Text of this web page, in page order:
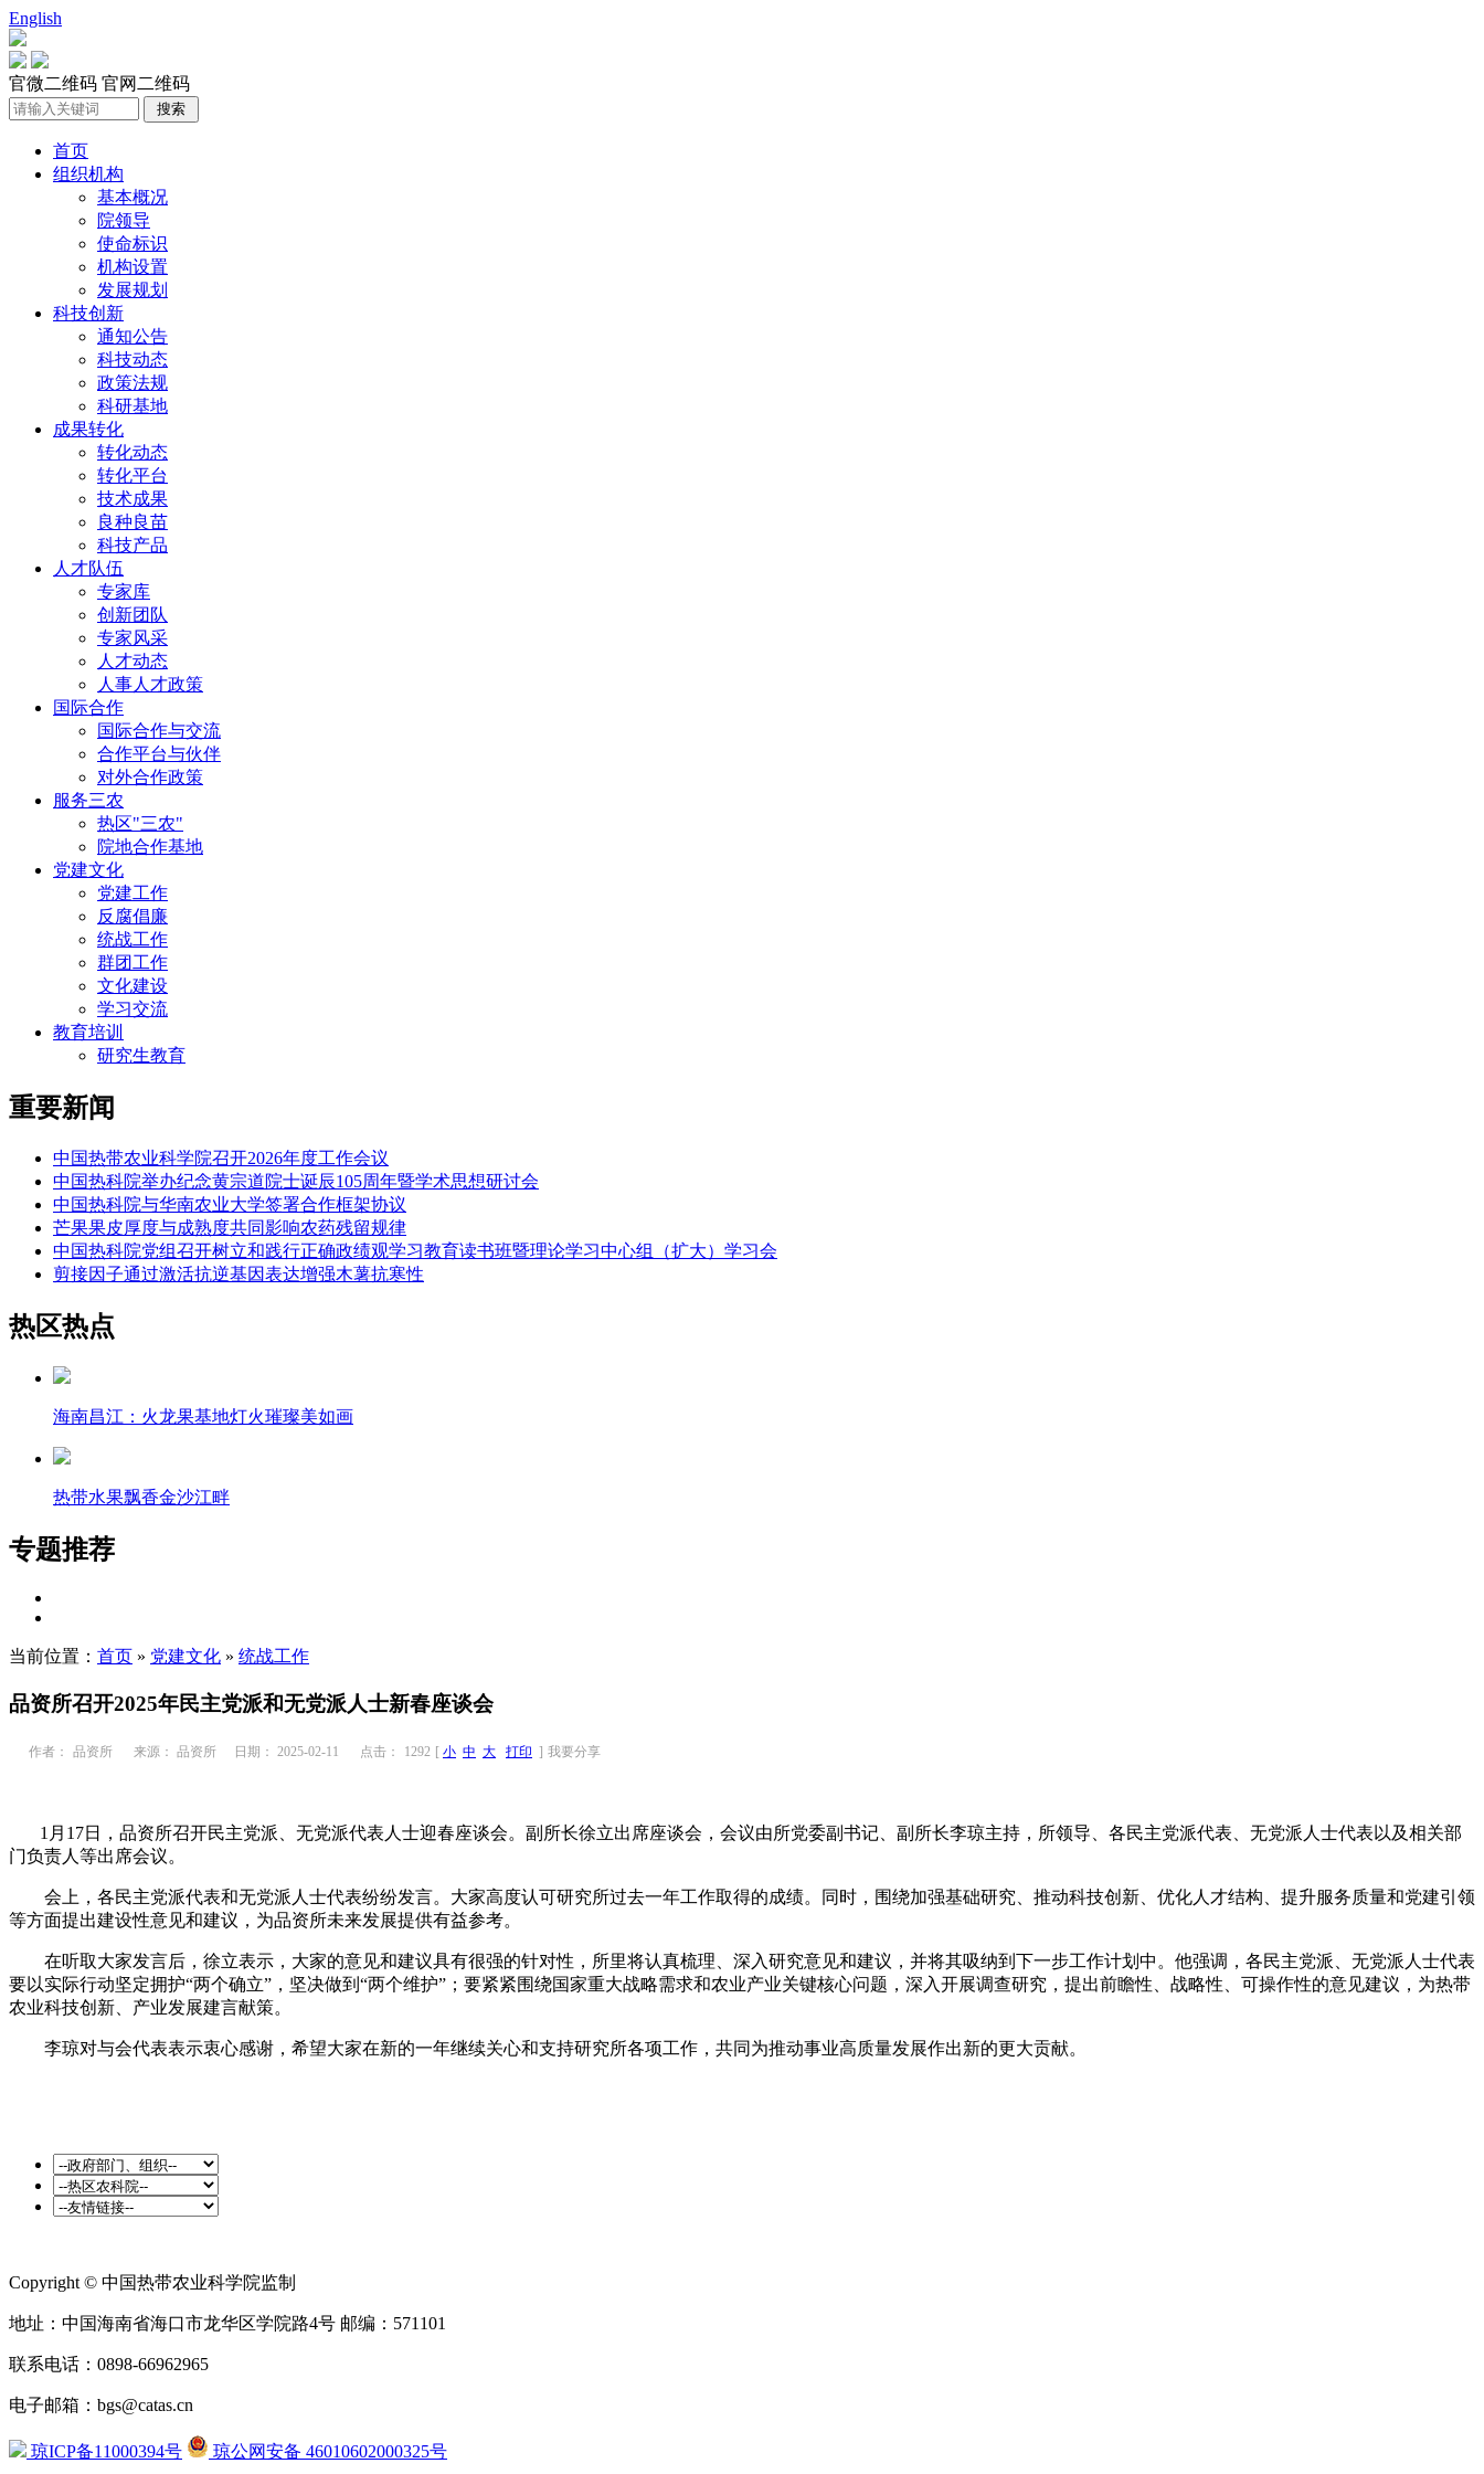
English
官微二维码 官网二维码
首页
组织机构
基本概况
院领导
使命标识
机构设置
发展规划
科技创新
通知公告
科技动态
政策法规
科研基地
成果转化
转化动态
转化平台
技术成果
良种良苗
科技产品
人才队伍
专家库
创新团队
专家风采
人才动态
人事人才政策
国际合作
国际合作与交流
合作平台与伙伴
对外合作政策
服务三农
热区"三农"
院地合作基地
党建文化
党建工作
反腐倡廉
统战工作
群团工作
文化建设
学习交流
教育培训
研究生教育
重要新闻
中国热带农业科学院召开2026年度工作会议
中国热科院举办纪念黄宗道院士诞辰105周年暨学术思想研讨会
中国热科院与华南农业大学签署合作框架协议
芒果果皮厚度与成熟度共同影响农药残留规律
中国热科院党组召开树立和践行正确政绩观学习教育读书班暨理论学习中心组（扩大）学习会
剪接因子通过激活抗逆基因表达增强木薯抗寒性
热区热点
海南昌江：火龙果基地灯火璀璨美如画
热带水果飘香金沙江畔
专题推荐
当前位置： 首页 » 党建文化 » 统战工作
品资所召开2025年民主党派和无党派人士新春座谈会
作者： 品资所 来源： 品资所 日期： 2025-02-11 点击： 1292 [ 小 中 大 打印 ] 我要分享
1月17日，品资所召开民主党派、无党派代表人士迎春座谈会。副所长徐立出席座谈会，会议由所党委副书记、副所长李琼主持，所领导、各民主党派代表、无党派人士代表以及相关部
门负责人等出席会议。
会上，各民主党派代表和无党派人士代表纷纷发言。大家高度认可研究所过去一年工作取得的成绩。同时，围绕加强基础研究、推动科技创新、优化人才结构、提升服务质量和党建引领
等方面提出建设性意见和建议，为品资所未来发展提供有益参考。
在听取大家发言后，徐立表示，大家的意见和建议具有很强的针对性，所里将认真梳理、深入研究意见和建议，并将其吸纳到下一步工作计划中。他强调，各民主党派、无党派人士代表
要以实际行动坚定拥护“两个确立”，坚决做到“两个维护”；要紧紧围绕国家重大战略需求和农业产业关键核心问题，深入开展调查研究，提出前瞻性、战略性、可操作性的意见建议，为热带
农业科技创新、产业发展建言献策。
李琼对与会代表表示衷心感谢，希望大家在新的一年继续关心和支持研究所各项工作，共同为推动事业高质量发展作出新的更大贡献。
Copyright © 中国热带农业科学院监制
地址：中国海南省海口市龙华区学院路4号 邮编：571101
联系电话：0898-66962965
电子邮箱：bgs@catas.cn
琼ICP备11000394号 琼公网安备 46010602000325号